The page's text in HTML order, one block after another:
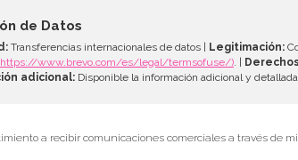
de Datos
Transferencias internacionales de datos | Legitimación:
www.brevo.com/es/legal/termsofuse/) . |
adicional: Disponible la información adicional y
a recibir comunicaciones comerciales a través de